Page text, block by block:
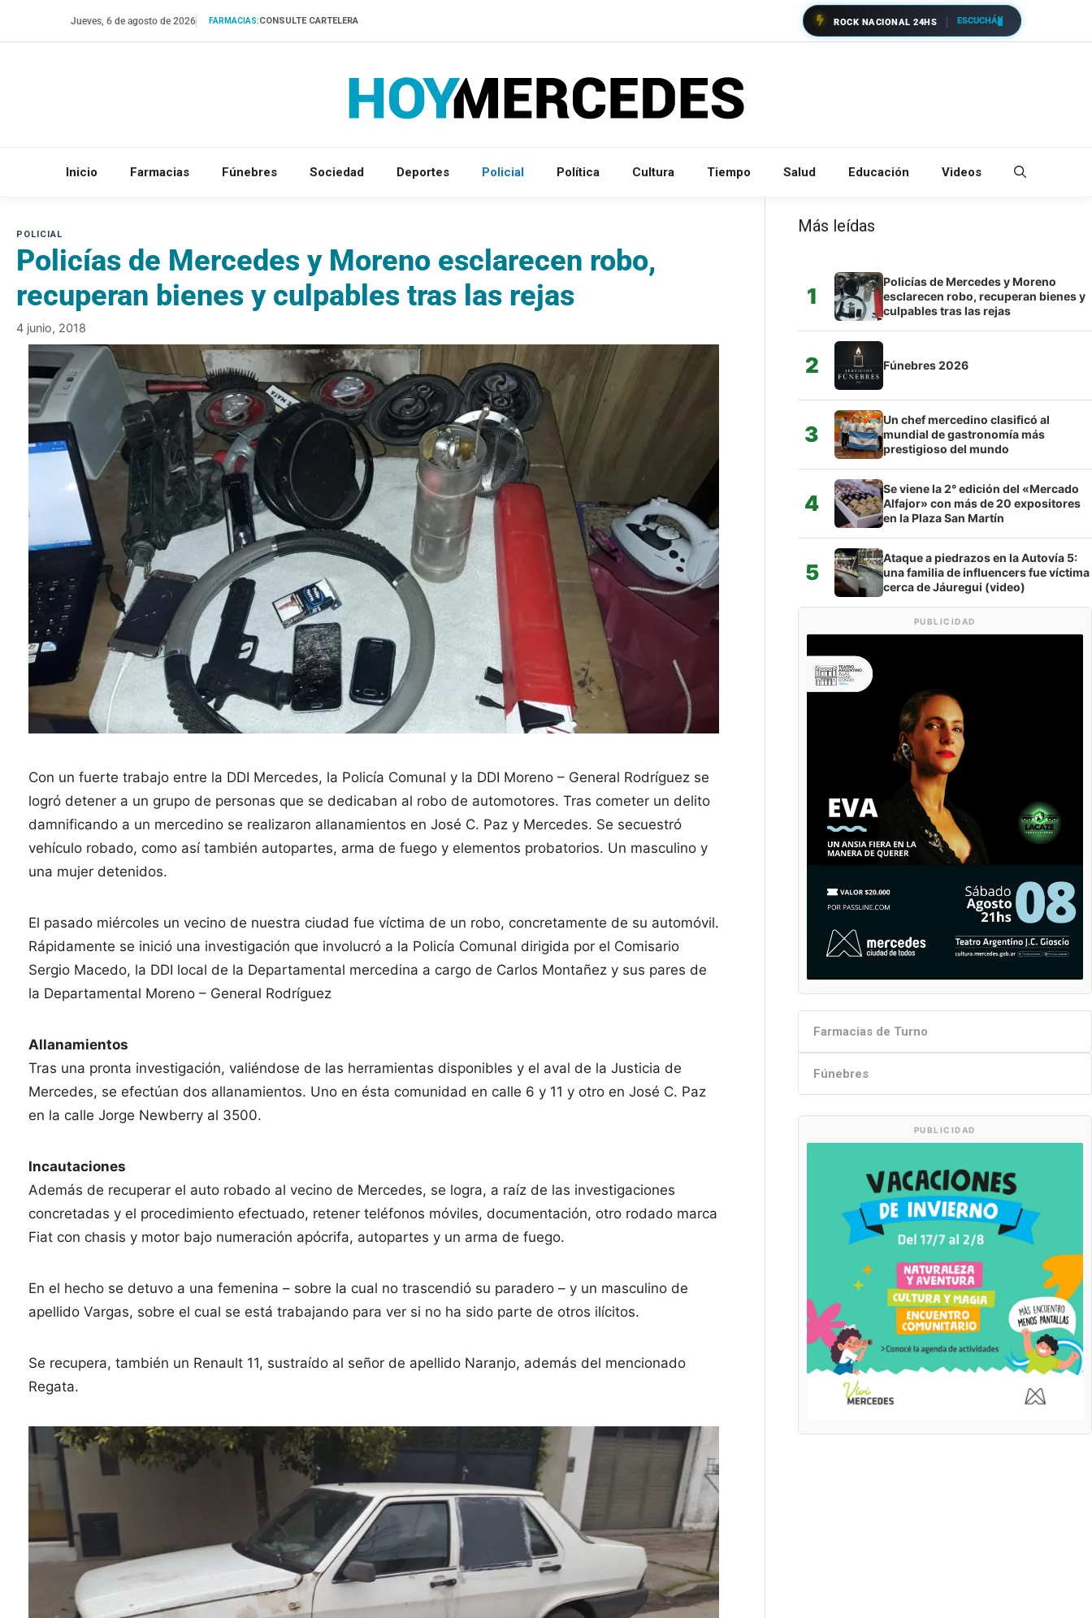
Jueves, 6 de agosto de 2026 FARMACIAS:CONSULTE CARTELERA ROCK NACIONAL 24HS ESCUCHÁ
Inicio Farmacias Fúnebres Sociedad Deportes Policial Política Cultura Tiempo Salud Educación Videos
Policías de Mercedes y Moreno esclarecen robo,
recuperan bienes y culpables tras las rejas
4 junio, 2018
Con un fuerte trabajo entre la DDI Mercedes, la Policía Comunal y la DDI Moreno – General Rodríguez se
logró detener a un grupo de personas que se dedicaban al robo de automotores. Tras cometer un delito
damnificando a un mercedino se realizaron allanamientos en José C. Paz y Mercedes. Se secuestró
vehículo robado, como así también autopartes, arma de fuego y elementos probatorios. Un masculino y
una mujer detenidos.
El pasado miércoles un vecino de nuestra ciudad fue víctima de un robo, concretamente de su automóvil.
Rápidamente se inició una investigación que involucró a la Policía Comunal dirigida por el Comisario
Sergio Macedo, la DDI local de la Departamental mercedina a cargo de Carlos Montañez y sus pares de
la Departamental Moreno – General Rodríguez
Allanamientos
Tras una pronta investigación, valiéndose de las herramientas disponibles y el aval de la Justicia de
Mercedes, se efectúan dos allanamientos. Uno en ésta comunidad en calle 6 y 11 y otro en José C. Paz
en la calle Jorge Newberry al 3500.
Incautaciones
Además de recuperar el auto robado al vecino de Mercedes, se logra, a raíz de las investigaciones
concretadas y el procedimiento efectuado, retener teléfonos móviles, documentación, otro rodado marca
Fiat con chasis y motor bajo numeración apócrifa, autopartes y un arma de fuego.
En el hecho se detuvo a una femenina – sobre la cual no trascendió su paradero – y un masculino de
apellido Vargas, sobre el cual se está trabajando para ver si no ha sido parte de otros ilícitos.
Se recupera, también un Renault 11, sustraído al señor de apellido Naranjo, además del mencionado
Regata.
Más leídas
1
Policías de Mercedes y Moreno
esclarecen robo, recuperan bienes y
culpables tras las rejas
2 Fúnebres 2026
3
Un chef mercedino clasificó al
mundial de gastronomía más
prestigioso del mundo
4
Se viene la 2° edición del «Mercado
Alfajor» con más de 20 expositores
en la Plaza San Martín
5
Ataque a piedrazos en la Autovía 5:
una familia de influencers fue víctima
cerca de Jáuregui (video)
PUBLICIDAD
Farmacias de Turno
Fúnebres
PUBLICIDAD